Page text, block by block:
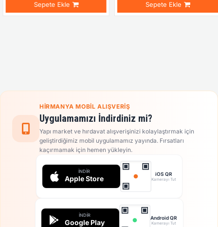
Sepete Ekle Sepete Ekle
HIRMANYA MOBIL ALIŞVERIŞ
Uygulamamızı İndirdiniz mi?
Yapı market ve hırdavat alışverişinizi kolaylaştırmak için
geliştirdiğimiz mobil uygulamamız yayında. Fırsatları
kaçırmamak için hemen yükleyin.
İNDIR
Apple Store
iOS QR
Kamerayı Tut
İNDIR
Google Play
Android QR
Kamerayı Tut